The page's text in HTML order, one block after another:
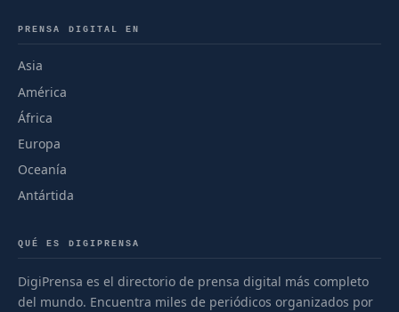
PRENSA DIGITAL EN
Asia
América
África
Europa
Oceanía
Antártida
QUÉ ES DIGIPRENSA
DigiPrensa es el directorio de prensa digital más completo
del mundo. Encuentra miles de periódicos organizados por